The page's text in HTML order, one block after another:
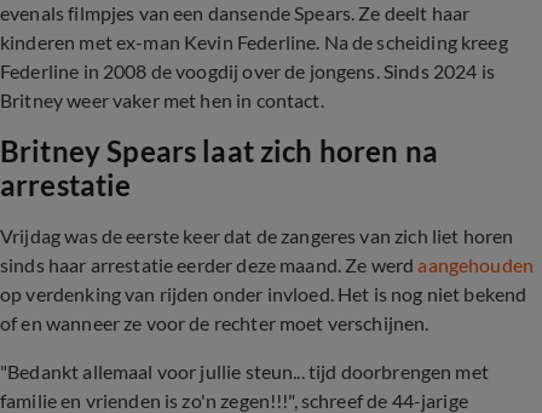
evenals filmpjes van een dansende Spears. Ze deelt haar
kinderen met ex-man Kevin Federline. Na de scheiding kreeg
Federline in 2008 de voogdij over de jongens. Sinds 2024 is
Britney weer vaker met hen in contact.
Britney Spears laat zich horen na
arrestatie
Vrijdag was de eerste keer dat de zangeres van zich liet horen
sinds haar arrestatie eerder deze maand. Ze werdaangehouden
op verdenking van rijden onder invloed. Het is nog niet bekend
of en wanneer ze voor de rechter moet verschijnen.
"Bedankt allemaal voor jullie steun... tijd doorbrengen met
familie en vrienden is zo'n zegen!!!", schreef de 44-jarige